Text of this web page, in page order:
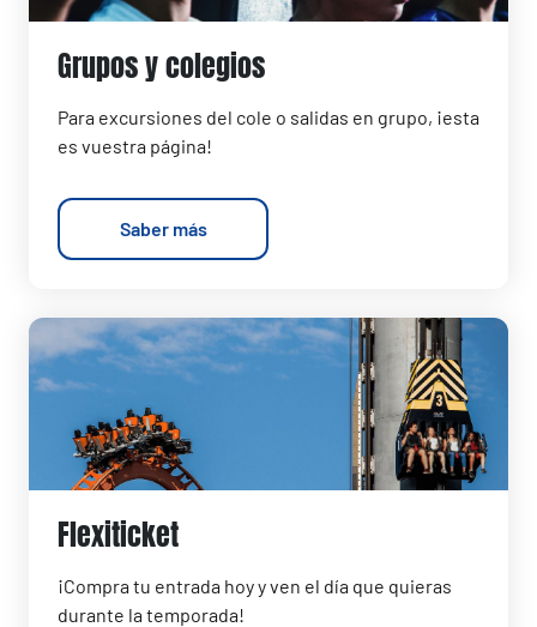
Grupos y colegios
Para excursiones del cole o salidas en grupo, ¡esta
es vuestra página!
Saber más
Flexiticket
¡Compra tu entrada hoy y ven el día que quieras
durante la temporada!